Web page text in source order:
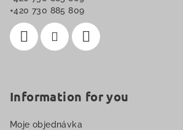
+420 730 885 809
Information for you
Moje objednávka